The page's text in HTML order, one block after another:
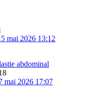
mai 2026 13:12
abdominal
mai 2026 17:07